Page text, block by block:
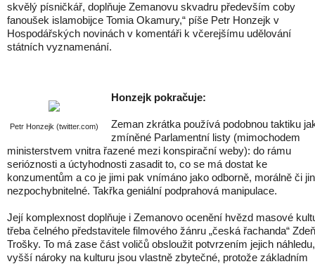
skvělý písničkář, doplňuje Zemanovu skvadru především coby
fanoušek islamobijce Tomia Okamury,“ píše Petr Honzejk v
Hospodářských novinách v komentáři k včerejšímu udělování
státních vyznamenání.
Petr Honzejk (twitter.com)
Honzejk pokračuje:
Zeman zkrátka používá podobnou taktiku
zmíněné Parlamentní listy (mimochodem
ministerstvem vnitra řazené mezi konspirační weby): do rámu
serióznosti a úctyhodnosti zasadit to, co se má dostat ke
konzumentům a co je jimi pak vnímáno jako odborně, morálně či
nezpochybnitelné. Takřka geniální podprahová manipulace.
Její komplexnost doplňuje i Zemanovo ocenění hvězd masové
třeba čelného představitele filmového žánru „česká řachanda“
Trošky. To má zase část voličů obsloužit potvrzením jejich
vyšší nároky na kulturu jsou vlastně zbytečné, protože základním